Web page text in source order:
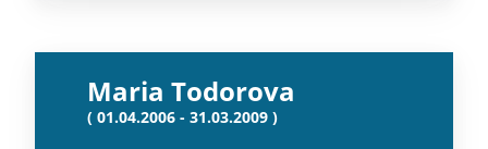
Maria Todorova
( 01.04.2006 - 31.03.2009 )